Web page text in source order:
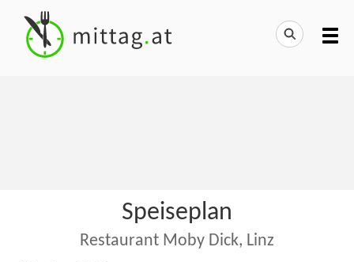
Speiseplan
Restaurant Moby Dick, Linz